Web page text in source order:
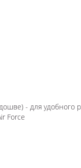
- для удобного
Force